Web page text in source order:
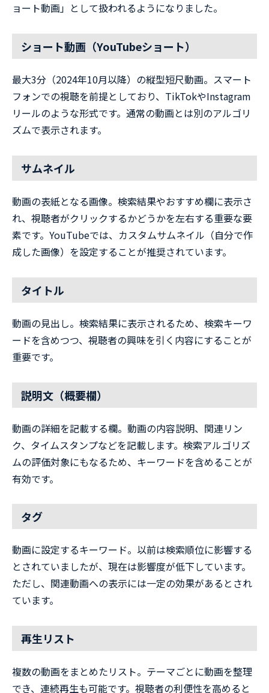
ョート動画」として扱われるようになりました。
ショート動画（YouTubeショート）
最大3分（2024年10月以降）の縦型短尺動画。スマート
フォンでの視聴を前提としており、TikTokやInstagram
リールのような形式です。通常の動画とは別のアルゴリ
ズムで表示されます。
サムネイル
動画の表紙となる画像。検索結果やおすすめ欄に表示さ
れ、視聴者がクリックするかどうかを左右する重要な要
素です。YouTubeでは、カスタムサムネイル（自分で作
成した画像）を設定することが推奨されています。
タイトル
動画の見出し。検索結果に表示されるため、検索キーワ
ードを含めつつ、視聴者の興味を引く内容にすることが
重要です。
説明文（概要欄）
動画の詳細を記載する欄。動画の内容説明、関連リン
ク、タイムスタンプなどを記載します。検索アルゴリズ
ムの評価対象にもなるため、キーワードを含めることが
有効です。
タグ
動画に設定するキーワード。以前は検索順位に影響する
とされていましたが、現在は影響度が低下しています。
ただし、関連動画への表示には一定の効果があるとされ
ています。
再生リスト
複数の動画をまとめたリスト。テーマごとに動画を整理
でき、連続再生も可能です。視聴者の利便性を高めると